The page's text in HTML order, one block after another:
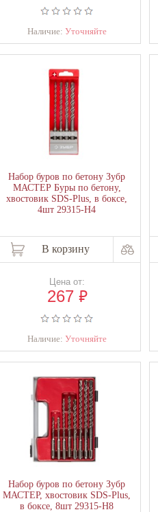
Наличие:Уточняйте
Набор буров по бетону Зубр
МАСТЕР Буры по бетону,
хвостовик SDS-Plus, в боксе,
4шт 29315-H4
В корзину
Цена от:
267 ₽
Наличие:Уточняйте
Набор буров по бетону Зубр
МАСТЕР, хвостовик SDS-Plus,
в боксе, 8шт 29315-H8